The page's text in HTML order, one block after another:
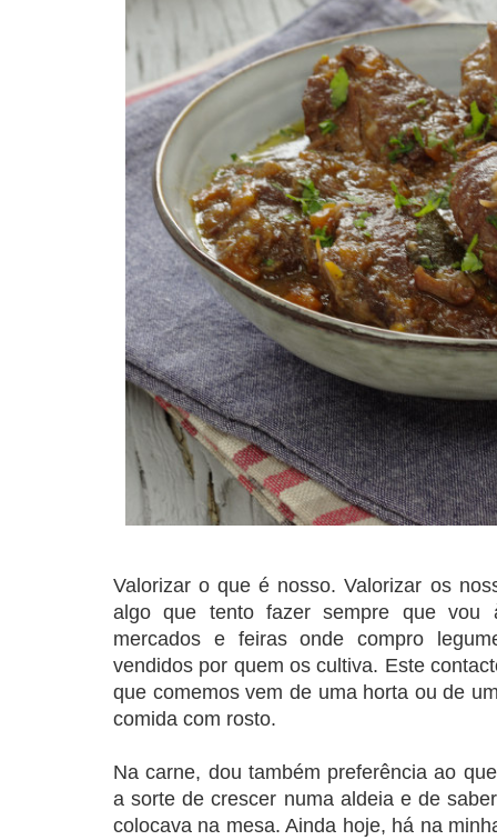
Valorizar o que é nosso. Valorizar os
algo que tento fazer sempre que vou
mercados e feiras onde compro
vendidos por quem os cultiva. Este
que comemos vem de uma horta ou de
comida com rosto.
Na carne, dou também preferência ao
a sorte de crescer numa aldeia e de
colocava na mesa. Ainda hoje, há na